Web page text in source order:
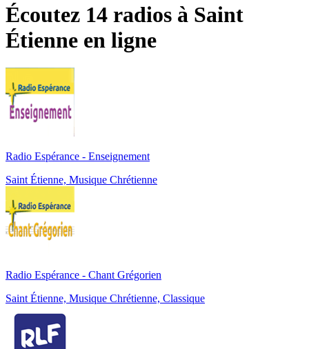
Écoutez 14 radios à Saint
Étienne en ligne
Radio Espérance - Enseignement
Saint Étienne, Musique Chrétienne
Radio Espérance - Chant Grégorien
Saint Étienne, Musique Chrétienne, Classique